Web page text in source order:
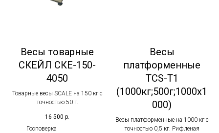
Весы товарные
СКЕЙЛ СКЕ-150-
4050
Товарные весы SCALE на 150 кг с
точностью 50 г.
16 500 р.
Госповерка
Весы
платформенные
TCS-T1
(1000кг;500г;1000х1
000)
Весы платформенные на 1000 кг с
точностью 0,5 кг. Рифленая